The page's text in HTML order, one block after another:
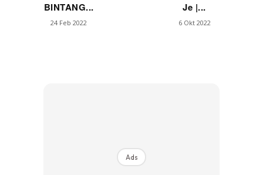
BINTANG...
24 Feb 2022
Je |...
6 Okt 2022
Ads